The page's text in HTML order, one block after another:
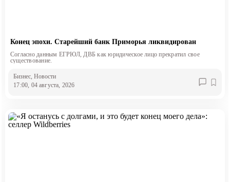
Конец эпохи. Старейший банк Приморья ликвидирован
Согласно данным ЕГРЮЛ, ДВБ как юридическое лицо прекратил свое
существование.
Бизнес, Новости
17:00, 04 августа, 2026